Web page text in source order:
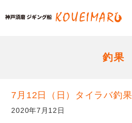
釣果
7月12日（日）タイラバ釣果
2020年7月12日